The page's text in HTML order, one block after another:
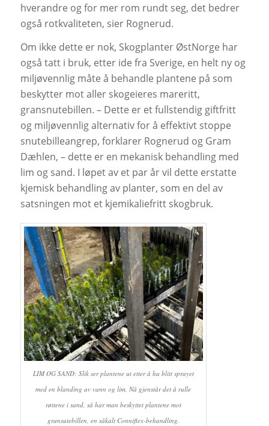
hverandre og for mer rom rundt seg, det bedrer
også rotkvaliteten, sier Rognerud.
Om ikke dette er nok, Skogplanter ØstNorge har
også tatt i bruk, etter ide fra Sverige, en helt ny og
miljøvennlig måte å behandle plantene på som
beskytter mot aller skogeieres mareritt,
gransnutebillen. – Dette er et fullstendig giftfritt
og miljøvennlig alternativ for å effektivt stoppe
snutebilleangrep, forklarer Rognerud og Gram
Dæhlen, – dette er en mekanisk behandling med
lim og sand. I løpet av et par år vil dette erstatte
kjemisk behandling av planter, som en del av
satsningen mot et kjemikaliefritt skogbruk.
LIM OG SAND: Slik ser plantene ut etter å ha blitt sprayet
med en blanding av vann og lim. Nå gjenstår det å rulle
røttene i sand, så har man beskyttet plantene mot
gransutebillen, en såkalt Conniflex-behandling.